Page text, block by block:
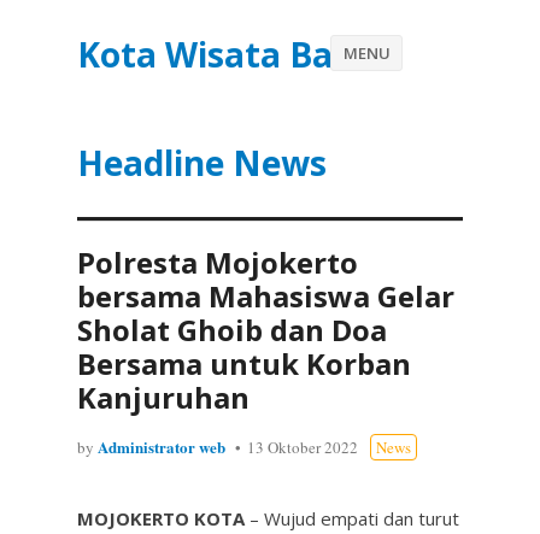
Kota Wisata Batu
Headline News
MENU
Polresta Mojokerto
bersama Mahasiswa Gelar
Sholat Ghoib dan Doa
Bersama untuk Korban
Kanjuruhan
by Administrator web 13 Oktober 2022 News
MOJOKERTO KOTA– Wujud empati dan turut